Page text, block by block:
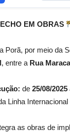
EM OBRAS
Porã, por meio da
, entre a Rua
de25/08/2025
Linha
as obras de